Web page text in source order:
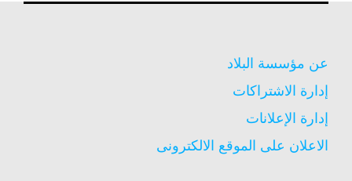
عن مؤسسة البلاد
إدارة الاشتراكات
إدارة الإعلانات
الاعلان على الموقع الالكترونى